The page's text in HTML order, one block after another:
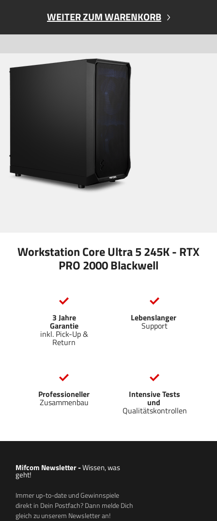
WEITER ZUM WARENKORB
Workstation Core Ultra 5 245K - RTX
PRO 2000 Blackwell
3 Jahre
Garantie
inkl. Pick-Up &
Return
Lebenslanger
Support
Professioneller
Zusammenbau
Intensive Tests
und
Qualitätskontrollen
Mifcom Newsletter-Wissen, was
geht!
Immer up-to-date und Gewinnspiele
direkt in Dein Postfach? Dann melde Dich
gleich zu unserem Newsletter an!